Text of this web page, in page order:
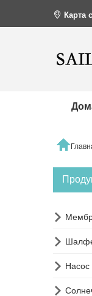
 Карта



 Насос
